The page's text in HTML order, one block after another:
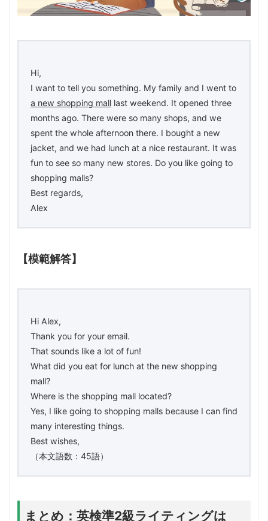
Hi,
I want to tell you something. My family and I went to
a new shopping mall last weekend. It opened three
months ago. There were so many shops, and we
spent the whole afternoon there. I bought a new
jacket, and we had lunch at a nice restaurant. It was
fun to see so many new stores. Do you like going to
shopping malls?
Best regards,
Alex
【模範解答】
Hi Alex,
Thank you for your email.
That sounds like a lot of fun!
What did you eat for lunch at the new shopping
mall?
Where is the shopping mall located?
Yes, I like going to shopping malls because I can find
many interesting things.
Best wishes,
（本文語数：45語）
まとめ：英検準2級ライティングは